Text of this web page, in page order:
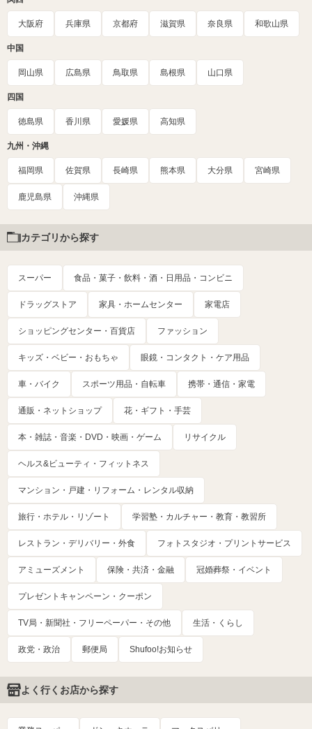
大阪府 兵庫県 京都府 滋賀県 奈良県 和歌山県
中国
岡山県 広島県 鳥取県 島根県 山口県
四国
徳島県 香川県 愛媛県 高知県
九州・沖縄
福岡県 佐賀県 長崎県 熊本県 大分県 宮崎県
鹿児島県 沖縄県
カテゴリから探す
スーパー 食品・菓子・飲料・酒・日用品・コンビニ
ドラッグストア 家具・ホームセンター 家電店
ショッピングセンター・百貨店 ファッション
キッズ・ベビー・おもちゃ 眼鏡・コンタクト・ケア用品
車・バイク スポーツ用品・自転車 携帯・通信・家電
通販・ネットショップ 花・ギフト・手芸
本・雑誌・音楽・DVD・映画・ゲーム リサイクル
ヘルス&ビューティ・フィットネス
マンション・戸建・リフォーム・レンタル収納
旅行・ホテル・リゾート 学習塾・カルチャー・教育・教習所
レストラン・デリバリー・外食 フォトスタジオ・プリントサービス
アミューズメント 保険・共済・金融 冠婚葬祭・イベント
プレゼントキャンペーン・クーポン
TV局・新聞社・フリーペーパー・その他 生活・くらし
政党・政治 郵便局 Shufoo!お知らせ
よく行くお店から探す